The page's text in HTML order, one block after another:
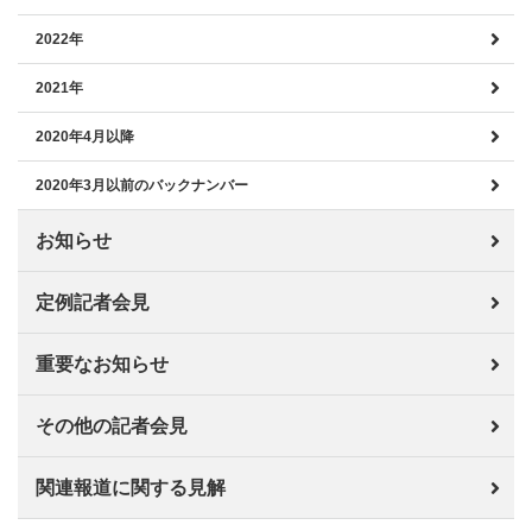
2022年
2021年
2020年4月以降
2020年3月以前のバックナンバー
お知らせ
定例記者会見
重要なお知らせ
その他の記者会見
関連報道に関する見解